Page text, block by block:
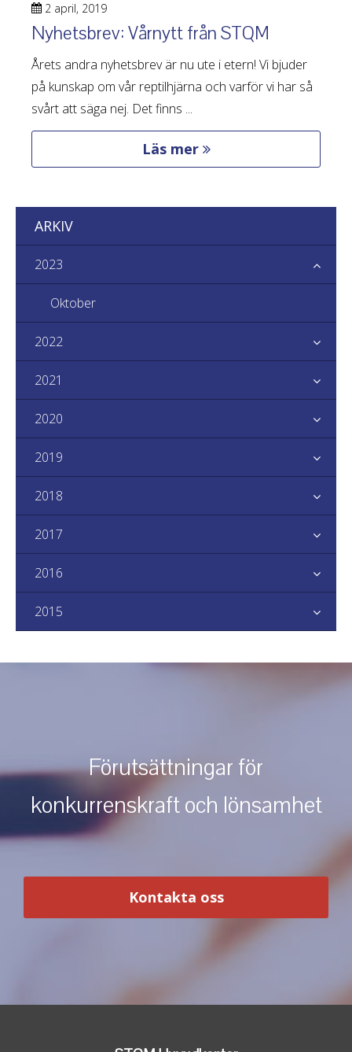
2 april, 2019
Nyhetsbrev: Vårnytt från STQM
Årets andra nyhetsbrev är nu ute i etern! Vi bjuder
på kunskap om vår reptilhjärna och varför vi har så
svårt att säga nej. Det finns ...
Läs mer
ARKIV
2023
Oktober
2022
2021
2020
2019
2018
2017
2016
2015
Förutsättningar för
konkurrenskraft och lönsamhet
Kontakta oss